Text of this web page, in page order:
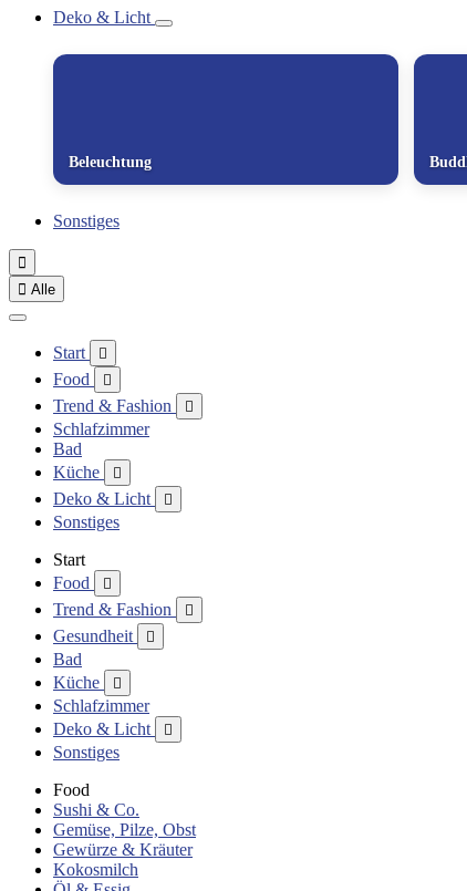
Deko & Licht
Beleuchtung
Sonstiges

 Alle
Start 
Food 
Trend & Fashion 
Schlafzimmer
Bad
Küche

Deko & Licht 
Sonstiges
Start
Food

Trend & Fashion 
Gesundheit 
Bad
Küche

Schlafzimmer
Deko & Licht

Sonstiges
Food
Sushi & Co.
Gemüse, Pilze, Obst
Gewürze & Kräuter
Kokosmilch